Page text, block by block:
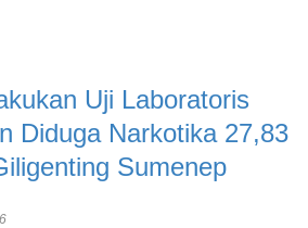
Uji Laboratoris
Diduga Narkotika 27,83
Sumenep